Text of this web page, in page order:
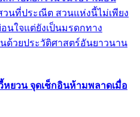
วนที่ประณีต สวนแห่งนี้ไม่เพียง
นใจแต่ยังเป็นมรดกทาง
วยประวัติศาสตร์อันยาวนาน
หยวน จุดเช็กอินห้ามพลาดเมื่อ